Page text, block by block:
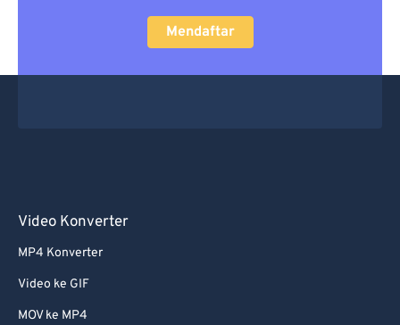
Mendaftar
Video Konverter
MP4 Konverter
Video ke GIF
MOV ke MP4